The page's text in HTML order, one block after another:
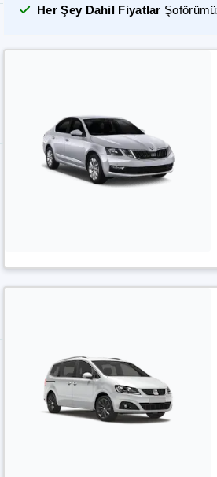
Her Şey Dahil Fiyatlar